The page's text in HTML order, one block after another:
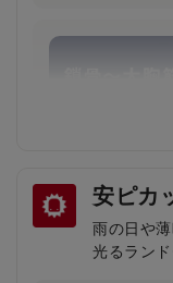
安ピカ
雨の日や
光るラン